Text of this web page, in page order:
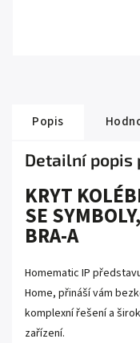
Popis
Detailní popis
KRYT
SE
BRA-A
Homematic IP
Home, přináší vám
komplexní řešení a
zařízení.